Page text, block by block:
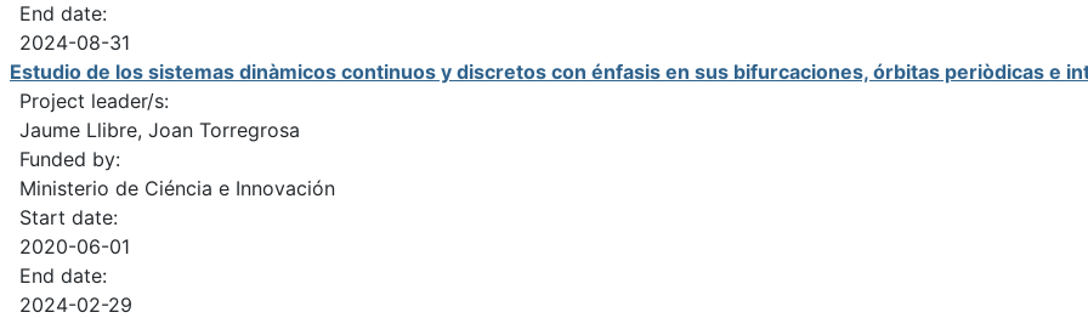
End date:
2024-08-31
Estudio de los sistemas dinàmicos continuos y discretos con énfasis en sus bifurcaciones, órbitas periòdicas e
Project leader/s:
Jaume Llibre, Joan Torregrosa
Funded by:
Ministerio de Ciéncia e Innovación
Start date:
2020-06-01
End date:
2024-02-29